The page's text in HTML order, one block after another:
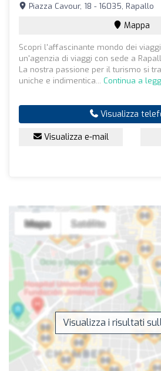
Piazza Cavour, 18 - 16035, Rapallo
Mappa
Scopri l'affascinante mondo dei
un'agenzia di viaggi con sede a
La nostra passione per il turismo si
uniche e indimentica... Continua a
Visualizza
Visualizza e-mail
Visualizza i risultati